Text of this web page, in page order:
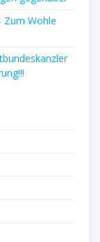
Zum Wohle